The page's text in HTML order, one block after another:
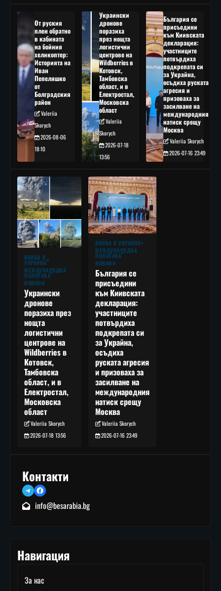
От руския
плен обратно
в кабината
на бойния
хеликоптер:
Историята на
Иван
Пепеляшко
от
Болградския
район
Valeriia
Skorych
2026-08-06
18:10
Украински
дронове
поразиха
през нощта
логистични
центрове на
Wildberries в
Котовск,
Тамбовска
област, и в
Електростал,
Московска
област
Valeriia
Skorych
2026-07-18
13:56
България се
присъедини
към Киивската
декларация:
участниците
потвърдиха
подкрепата си
за Украйна,
осъдиха руската
агресия и
призоваха за
засилване на
международния
натиск срещу
Москва
Valeriia Skorych
2026-07-16 23:49
ВОЙНА В
УКРАЙНА
МЕЖДУНАРОДНА
ПОЛИТИКА
НОВИНИ
Украински
дронове
поразиха през
нощта
логистични
центрове на
Wildberries в
Котовск,
Тамбовска
област, и в
Електростал,
Московска
област
Valeriia Skorych
2026-07-18 13:56
ВОЙНА В УКРАЙНА
МЕЖДУНАРОДНА
ПОЛИТИКА
НОВИНИ
България се
присъедини
към Киивската
декларация:
участниците
потвърдиха
подкрепата си
за Украйна,
осъдиха
руската агресия
и призоваха за
засилване на
международния
натиск срещу
Москва
Valeriia Skorych
2026-07-16 23:49
Контакти
TelegramFacebook
info@besarabia.bg
Навигация
За нас